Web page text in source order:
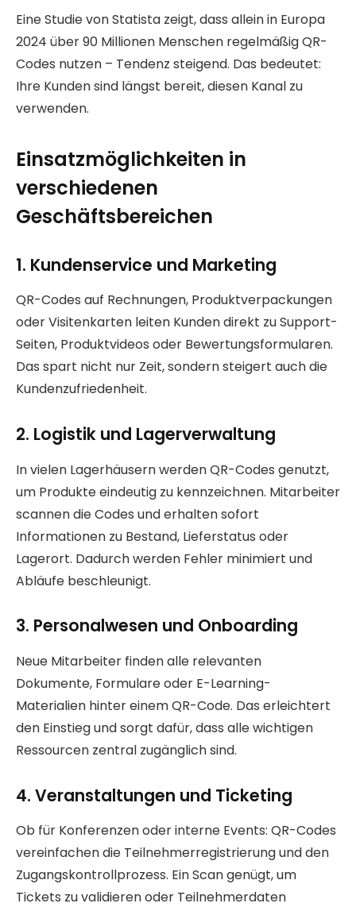
Eine Studie von Statista zeigt, dass allein in Europa
2024 über 90 Millionen Menschen regelmäßig QR-
Codes nutzen – Tendenz steigend. Das bedeutet:
Ihre Kunden sind längst bereit, diesen Kanal zu
verwenden.
Einsatzmöglichkeiten in
verschiedenen
Geschäftsbereichen
1. Kundenservice und Marketing
QR-Codes auf Rechnungen, Produktverpackungen
oder Visitenkarten leiten Kunden direkt zu Support-
Seiten, Produktvideos oder Bewertungsformularen.
Das spart nicht nur Zeit, sondern steigert auch die
Kundenzufriedenheit.
2. Logistik und Lagerverwaltung
In vielen Lagerhäusern werden QR-Codes genutzt,
um Produkte eindeutig zu kennzeichnen. Mitarbeiter
scannen die Codes und erhalten sofort
Informationen zu Bestand, Lieferstatus oder
Lagerort. Dadurch werden Fehler minimiert und
Abläufe beschleunigt.
3. Personalwesen und Onboarding
Neue Mitarbeiter finden alle relevanten
Dokumente, Formulare oder E-Learning-
Materialien hinter einem QR-Code. Das erleichtert
den Einstieg und sorgt dafür, dass alle wichtigen
Ressourcen zentral zugänglich sind.
4. Veranstaltungen und Ticketing
Ob für Konferenzen oder interne Events: QR-Codes
vereinfachen die Teilnehmerregistrierung und den
Zugangskontrollprozess. Ein Scan genügt, um
Tickets zu validieren oder Teilnehmerdaten